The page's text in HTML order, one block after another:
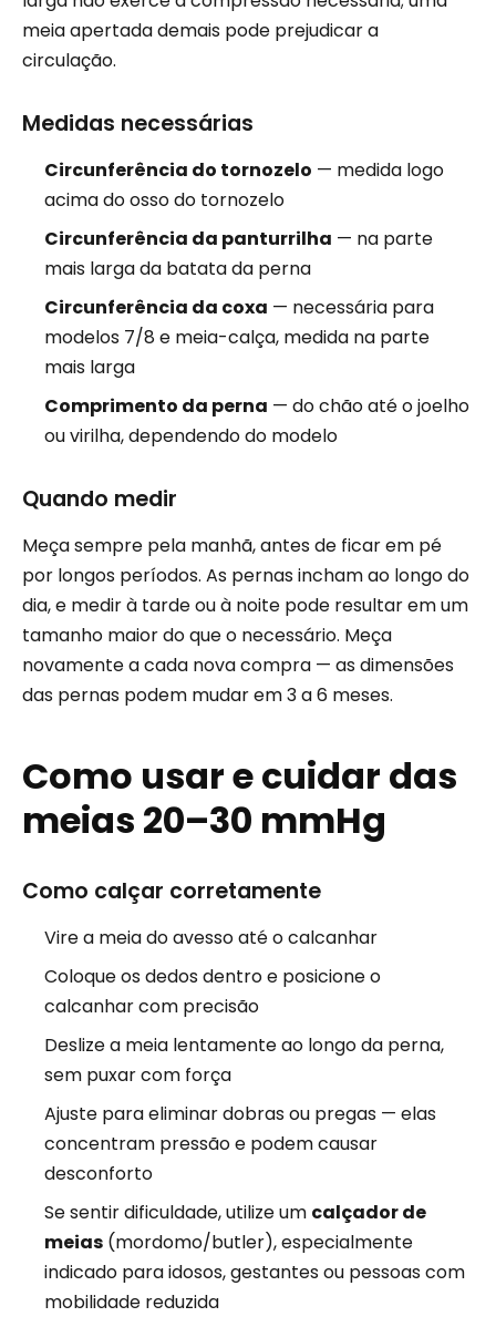
meia apertada demais pode prejudicar a
circulação.
Medidas necessárias
Circunferência do tornozelo — medida logo
acima do osso do tornozelo
Circunferência da panturrilha — na parte
mais larga da batata da perna
Circunferência da coxa — necessária para
modelos 7/8 e meia-calça, medida na parte
mais larga
Comprimento da perna — do chão até o joelho
ou virilha, dependendo do modelo
Quando medir
Meça sempre pela manhã, antes de ficar em pé
por longos períodos. As pernas incham ao longo do
dia, e medir à tarde ou à noite pode resultar em um
tamanho maior do que o necessário. Meça
novamente a cada nova compra — as dimensões
das pernas podem mudar em 3 a 6 meses.
Como usar e cuidar das
meias 20–30 mmHg
Como calçar corretamente
Vire a meia do avesso até o calcanhar
Coloque os dedos dentro e posicione o
calcanhar com precisão
Deslize a meia lentamente ao longo da perna,
sem puxar com força
Ajuste para eliminar dobras ou pregas — elas
concentram pressão e podem causar
desconforto
Se sentir dificuldade, utilize um calçador de
meias (mordomo/butler), especialmente
indicado para idosos, gestantes ou pessoas com
mobilidade reduzida